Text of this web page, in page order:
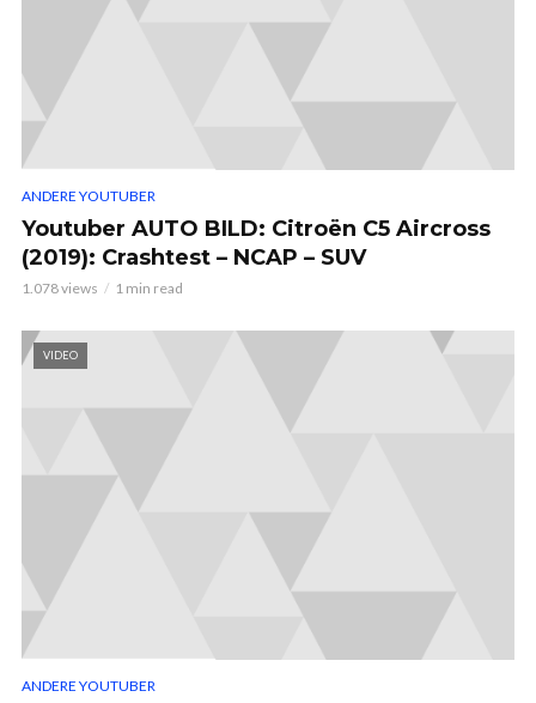
ANDERE YOUTUBER
Youtuber AUTO BILD: Citroën C5 Aircross
(2019): Crashtest – NCAP – SUV
1.078 views 1 min read
VIDEO
ANDERE YOUTUBER